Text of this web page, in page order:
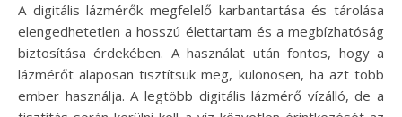
A digitális lázmérők megfelelő karbantartása és tárolása
elengedhetetlen a hosszú élettartam és a megbízhatóság
biztosítása érdekében. A használat után fontos, hogy a
lázmérőt alaposan tisztítsuk meg, különösen, ha azt több
ember használja. A legtöbb digitális lázmérő vízálló, de a